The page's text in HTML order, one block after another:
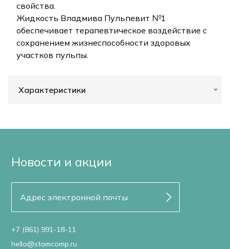
свойства.
Жидкость Владмива Пульпевит №1
обеспечивает терапевтическое воздействие с
сохранением жизнеспособности здоровых
участков пульпы.
Характеристики
Новости и акции
+7 (861) 991-18-11
hello@stomcomp.ru